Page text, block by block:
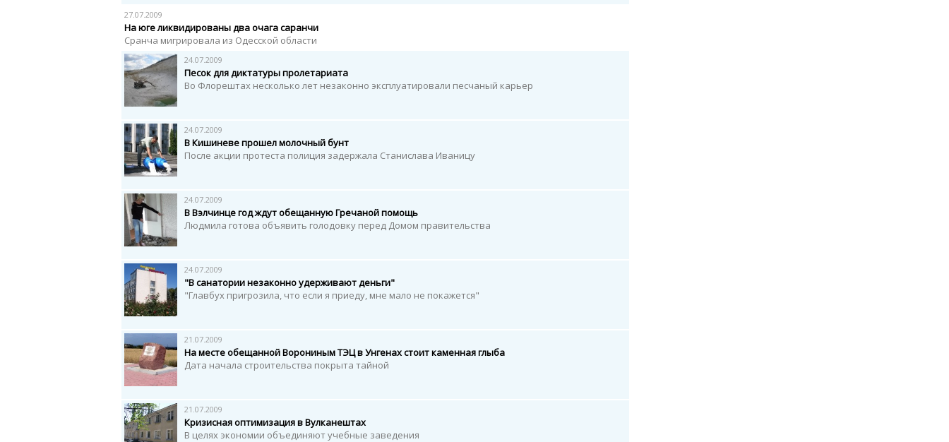
27.07.2009
На юге ликвидированы два очага саранчи
Сранча мигрировала из Одесской области
24.07.2009
Песок для диктатуры пролетариата
Во Флорештах несколько лет незаконно эксплуатировали песчаный карьер
24.07.2009
В Кишиневе прошел молочный бунт
После акции протеста полиция задержала Станислава Иваницу
24.07.2009
В Вэлчинце год ждут обещанную Гречаной помощь
Людмила готова объявить голодовку перед Домом правительства
24.07.2009
"В санатории незаконно удерживают деньги"
"Главбух пригрозила, что если я приеду, мне мало не покажется"
21.07.2009
На месте обещанной Ворониным ТЭЦ в Унгенах стоит каменная глыба
Дата начала строительства покрыта тайной
21.07.2009
Кризисная оптимизация в Вулканештах
В целях экономии объединяют учебные заведения